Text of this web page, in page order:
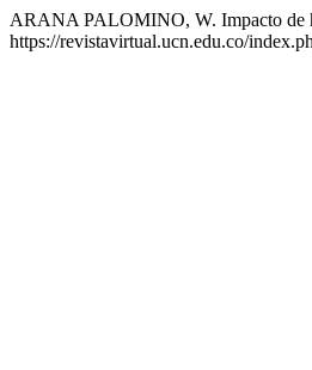
ARANA PALOMINO, W. Impacto de
https://revistavirtual.ucn.edu.co/